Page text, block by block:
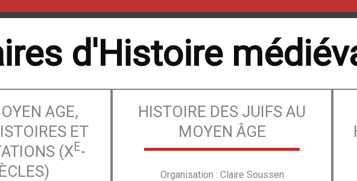
d'Histoire
AGE,
ET
(XE-
HISTOIRE DES JUIFS AU
MOYEN ÂGE
Organisation : Claire Soussen